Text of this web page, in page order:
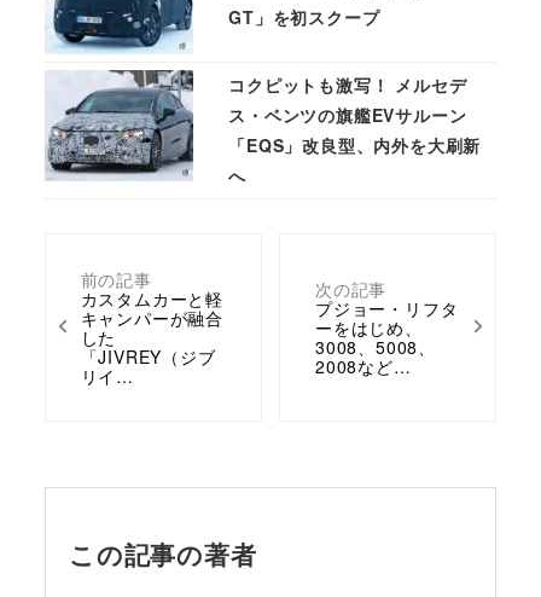
前の記事
カスタムカーと軽
キャンパーが融合
した
「JIVREY（ジブ
リイ…
次の記事
プジョー・リフタ
ーをはじめ、
3008、5008、
2008など…
GT」を初スクープ
コクピットも激写！ メルセデ
ス・ベンツの旗艦EVサルーン
「EQS」改良型、内外を大刷新
へ
この記事の著者